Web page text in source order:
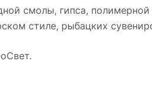
смолы, гипса,
стиле, рыбацких